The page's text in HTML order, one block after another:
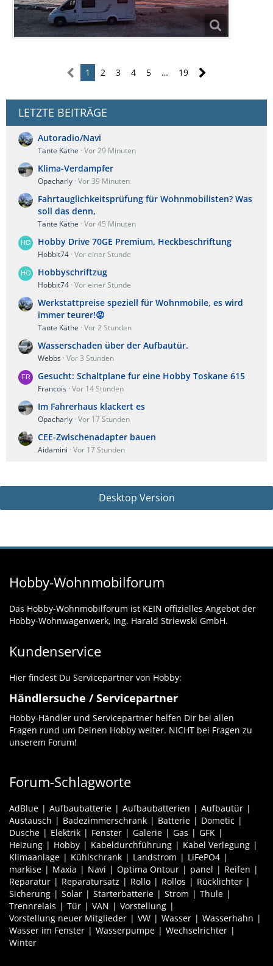
1 2 3 4 5 … 19
LETZTE BEITRÄGE
Autoradio/Navi
Tante Käthe Vor 29 Minuten
Klima-Verdampfer
Opacharly Vor 39 Minuten
Fahrtauglichkeitsprüfung für Wohnmobilisten? Was
soll das denn,
Tante Käthe Vor 45 Minuten
Hobby Drive 70GE Premium, Heckbeschriftung
Hobbit74 Vor einer Stunde
Hobbyschriftzug
Hobbit74 Vor einer Stunde
Werkstattpreise speziell für Wohnmobile, es wird
immer teurer!😡
Tante Käthe Vor 2 Stunden
Wasserschaden über der Aufbautür.
Webbs Vor 3 Stunden
Gesucht: Schaltplane fur eine Hobby Toskane 615
Francois Vor 14 Stunden
Im Fahrerhaus klackert es
Opacharly Vor 17 Stunden
CEE-Zwischenadapter bauen
Aidamini Vor 17 Stunden
Desktop Version
Hobby-Wohnmobilforum
Das Hobby-Wohnmobilforum ist KEIN offizielles Angebot der
Hobby-Wohnwagenwerk, Ing. Harald Striewski GmbH.
Kundenservice
Hier findest Du Servicepartner von Hobby:
Händlersuche / Servicepartner
Hobby-Händler und Servicepartner helfen Dir bei allen
Fragen rund um Deinen Hobby weiter. NICHT bei Fragen zu
unserem Forum!
Forum-Schlagworte
AdBlue Aufbaubatterie Aufbaubatterien
Aufbautür
Austausch
Badezimmerschrank Batterie
Dometic
Dusche
Elektrik Fenster Galerie Gas
GFK
Heizung
Hobby Kabeldurchführung
Kabel Verlegung
Klimaanlage
Kühlschrank Landstrom
LiFePO4
markise
Maxia Navi Optima Ontour panel
Reifen
Reparatur
Reparatursatz Rollo Rollos
Rücklichter
Sicherung
Solar Starterbatterie Strom
Thule
Trennrelais
Tür VAN
Vorstellung
Vorstellung neuer Mitglieder
VW Wasser
Wasserhahn
Wasser im Fenster
Wasserpumpe
Wechselrichter
Winter